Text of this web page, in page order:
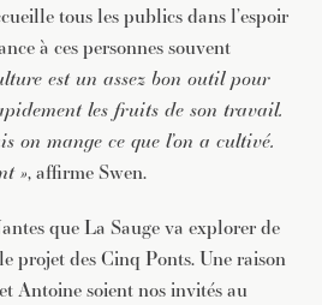
tous les publics dans l’espoir
à ces personnes souvent
est un assez bon outil pour
les fruits de son travail.
on mange ce que l’on a cultivé.
», affirme Swen.
que La Sauge va explorer de
projet des Cinq Ponts. Une raison
Antoine soient nos invités au